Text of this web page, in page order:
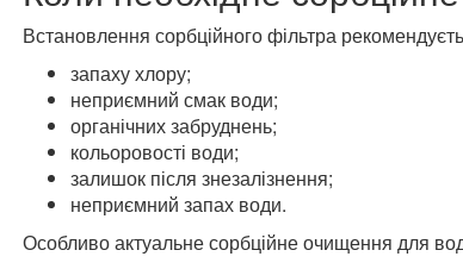
Встановлення сорбційного фільтра
запаху хлору;
неприємний смак води;
органічних забруднень;
кольоровості води;
залишок після знезалізнення;
неприємний запах води.
Особливо актуальне сорбційне очищення для